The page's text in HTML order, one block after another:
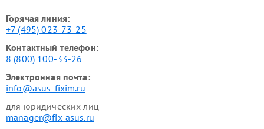
Горячая линия:
+7 (495) 023-73-25
Контактный телефон:
8 (800) 100-33-26
Электронная почта:
info@asus-fixim.ru
для юридических лиц
manager@fix-asus.ru